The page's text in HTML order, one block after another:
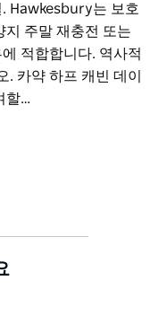
Hawkesbury는 보호
지 주말 재충전 또는
적합합니다. 역사적
카약 하프 캐빈 데이
할…
서 Brooklyn 및
하우스보트를 대여
스타일의 하우스보
옥상에 10석 온수
럭셔리 5스타 스파 하